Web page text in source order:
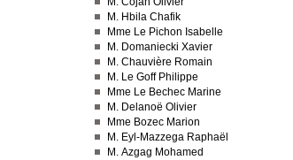
M. Hbila Chafik
Mme Le Pichon Isabelle
M. Domaniecki Xavier
M. Chauvière Romain
M. Le Goff Philippe
Mme Le Bechec Marine
M. Delanoë Olivier
Mme Bozec Marion
M. Eyl-Mazzega Raphaël
M. Azgag Mohamed